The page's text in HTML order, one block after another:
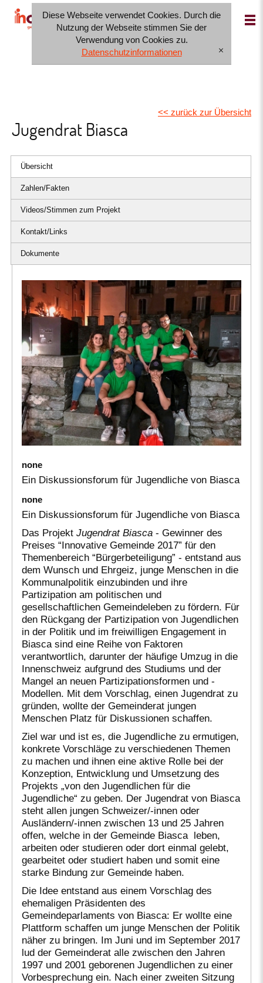
Diese Webseite verwendet Cookies. Durch die
Nutzung der Webseite stimmen Sie der
Verwendung von Cookies zu.
Datenschutzinformationen
[x]
IT FR DE
<< zurück zur Übersicht
Jugendrat Biasca
Übersicht
Zahlen/Fakten
Videos/Stimmen zum Projekt
Kontakt/Links
Dokumente
none
Ein Diskussionsforum für Jugendliche von Biasca
none
Ein Diskussionsforum für Jugendliche von Biasca
Das Projekt Jugendrat Biasca - Gewinner des
Preises “Innovative Gemeinde 2017” für den
Themenbereich “Bürgerbeteiligung” - entstand aus
dem Wunsch und Ehrgeiz, junge Menschen in die
Kommunalpolitik einzubinden und ihre
Partizipation am politischen und
gesellschaftlichen Gemeindeleben zu fördern. Für
den Rückgang der Partizipation von Jugendlichen
in der Politik und im freiwilligen Engagement in
Biasca sind eine Reihe von Faktoren
verantwortlich, darunter der häufige Umzug in die
Innenschweiz aufgrund des Studiums und der
Mangel an neuen Partizipationsformen und -
Modellen. Mit dem Vorschlag, einen Jugendrat zu
gründen, wollte der Gemeinderat jungen
Menschen Platz für Diskussionen schaffen.
Ziel war und ist es, die Jugendliche zu ermutigen,
konkrete Vorschläge zu verschiedenen Themen
zu machen und ihnen eine aktive Rolle bei der
Konzeption, Entwicklung und Umsetzung des
Projekts „von den Jugendlichen für die
Jugendliche“ zu geben. Der Jugendrat von Biasca
steht allen jungen Schweizer/-innen oder
Ausländern/-innen zwischen 13 und 25 Jahren
offen, welche in der Gemeinde Biasca leben,
arbeiten oder studieren oder dort einmal gelebt,
gearbeitet oder studiert haben und somit eine
starke Bindung zur Gemeinde haben.
Die Idee entstand aus einem Vorschlag des
ehemaligen Präsidenten des
Gemeindeparlaments von Biasca: Er wollte eine
Plattform schaffen um junge Menschen der Politik
näher zu bringen. Im Juni und im September 2017
lud der Gemeinderat alle zwischen den Jahren
1997 und 2001 geborenen Jugendlichen zu einer
Vorbesprechung ein. Nach einer zweiten Sitzung